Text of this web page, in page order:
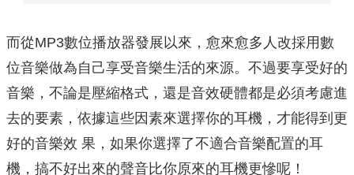
而從MP3數位播放器發展以來，愈來愈多人改採用數
位音樂做為自己享受音樂生活的來源。不過要享受好的
音樂，不論是壓縮格式，還是音效硬體都是必須考慮進
去的要素，依據這些因素來選擇你的耳機，才能得到更
好的音樂效 果，如果你選擇了不適合音樂配置的耳
機，搞不好出來的聲音比你原來的耳機更慘呢！